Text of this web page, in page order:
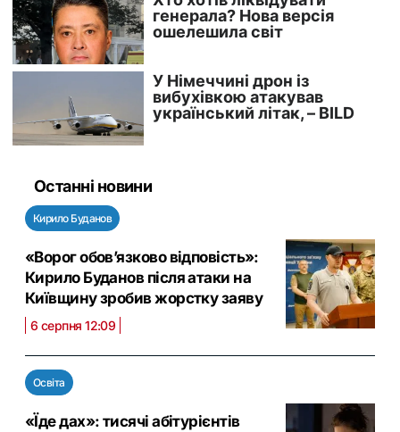
Останні новини
Кирило Буданов
«Ворог обов’язково відповість»:
Кирило Буданов після атаки на
Київщину зробив жорстку заяву
6 серпня 12:09
Освіта
«Їде дах»: тисячі абітурієнтів